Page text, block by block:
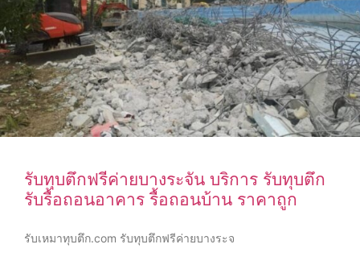
รับทุบตึกฟรีค่ายบางระจัน บริการ รับทุบตึก
รับรื้อถอนอาคาร รื้อถอนบ้าน ราคาถูก
รับเหมาทุบตึก.com รับทุบตึกฟรีค่ายบางระจ